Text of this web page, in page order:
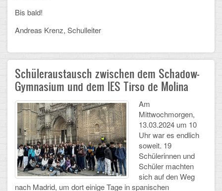
Schulleitung
Schülervertretung
Sekretariat
Ganztagsschule
Schulsozialarbeit
Berufsorientierung
Arbeitsgemeinschaften
Klima-Projekt
Bis bald!
Andreas Krenz, Schulleiter
Schüleraustausch zwischen dem Schadow-
Gymnasium und dem IES Tirso de Molina
Am
Mittwochmorgen,
13.03.2024 um 10
Uhr war es endlich
soweit. 19
Schülerinnen und
Schüler machten
sich auf den Weg
nach Madrid, um dort einige Tage in spanischen